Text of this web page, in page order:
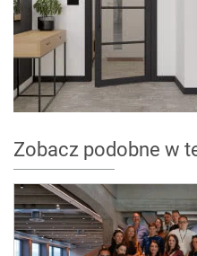
Zobacz podobne w